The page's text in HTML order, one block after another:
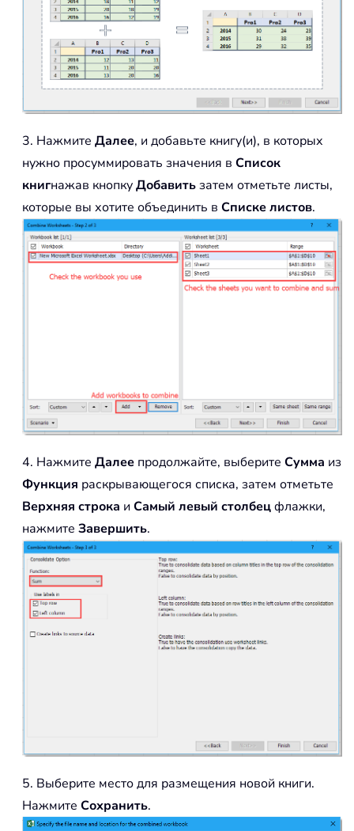
3. Нажмите Далее, и добавьте книгу(и), в которых
нужно просуммировать значения в Список
книгнажав кнопкуДобавитьзатем отметьте листы,
которые вы хотите объединить в Списке листов.
4. Нажмите Далее продолжайте, выберите Сумма из
Функция раскрывающегося списка, затем отметьте
Верхняя строка и Самый левый столбецфлажки,
нажмите Завершить.
5. Выберите место для размещения новой книги.
Нажмите Сохранить.